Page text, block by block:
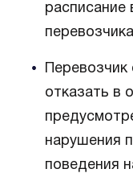
расписание
отказать в
нарушения
поведения